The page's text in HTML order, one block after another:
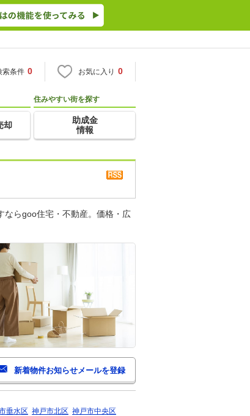
索条件 0 お気に入り 0
却
住みやすい街を探す
助成金
情報
ならgoo住宅・不動産。価格・広
垂水区 神戸市北区 神戸市中央区